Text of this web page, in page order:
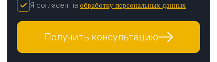
Я согласен на обработку персональных данных
Получить консультацию